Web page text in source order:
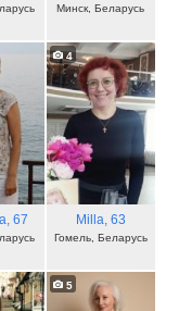
Минск, Беларусь
, 67
4
Milla, 63
Гомель, Беларусь
5